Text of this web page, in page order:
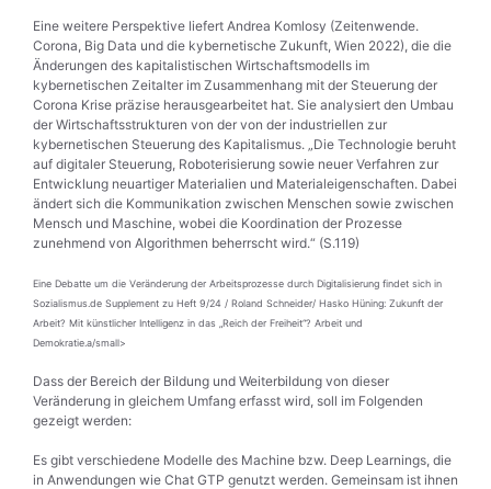
Eine weitere Perspektive liefert Andrea Komlosy (Zeitenwende.
Corona, Big Data und die kybernetische Zukunft, Wien 2022), die die
Änderungen des kapitalistischen Wirtschaftsmodells im
kybernetischen Zeitalter im Zusammenhang mit der Steuerung der
Corona Krise präzise herausgearbeitet hat. Sie analysiert den Umbau
der Wirtschaftsstrukturen von der von der industriellen zur
kybernetischen Steuerung des Kapitalismus. „Die Technologie beruht
auf digitaler Steuerung, Roboterisierung sowie neuer Verfahren zur
Entwicklung neuartiger Materialien und Materialeigenschaften. Dabei
ändert sich die Kommunikation zwischen Menschen sowie zwischen
Mensch und Maschine, wobei die Koordination der Prozesse
zunehmend von Algorithmen beherrscht wird.“ (S.119)
Eine Debatte um die Veränderung der Arbeitsprozesse durch Digitalisierung findet sich in
Sozialismus.de Supplement zu Heft 9/24 / Roland Schneider/ Hasko Hüning: Zukunft der
Arbeit? Mit künstlicher Intelligenz in das „Reich der Freiheit“? Arbeit und
Demokratie.a/small>
Dass der Bereich der Bildung und Weiterbildung von dieser
Veränderung in gleichem Umfang erfasst wird, soll im Folgenden
gezeigt werden:
Es gibt verschiedene Modelle des Machine bzw. Deep Learnings, die
in Anwendungen wie Chat GTP genutzt werden. Gemeinsam ist ihnen